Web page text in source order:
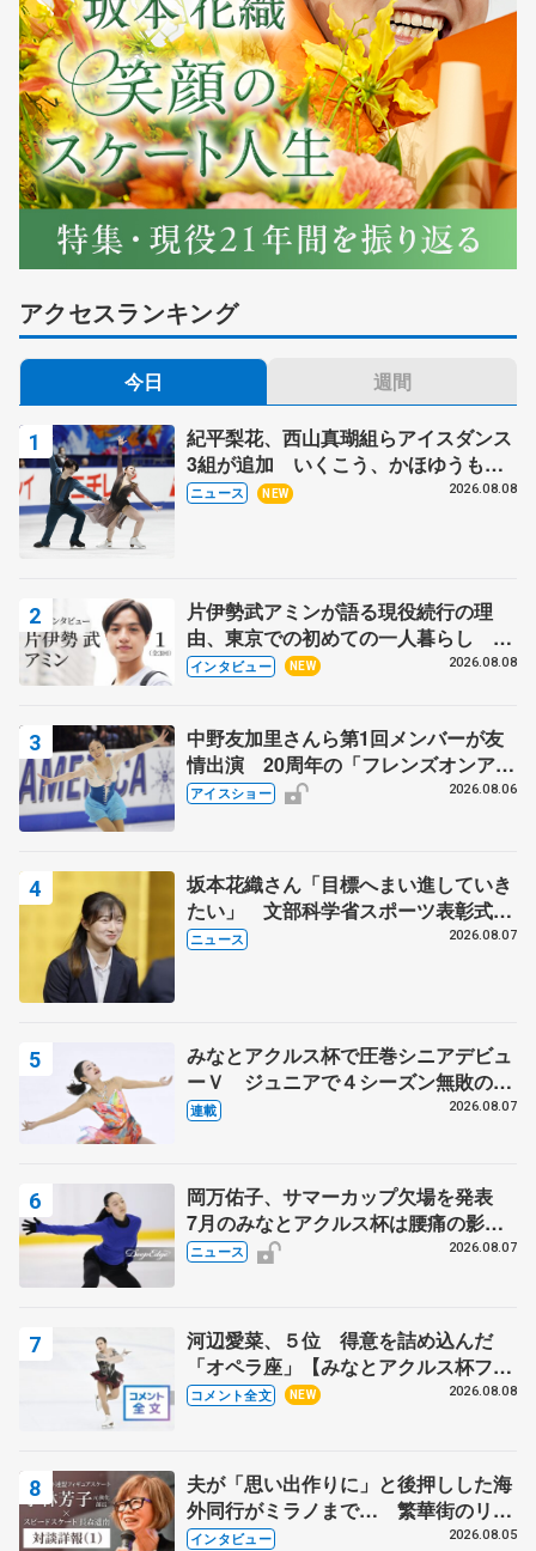
アクセスランキング
今日 週間
紀平梨花、西山真瑚組らアイスダンス
3組が追加 いくこう、かほゆうも、
木下グループ杯
ニュース NEW 2026.08.08
片伊勢武アミンが語る現役続行の理
由、東京での初めての一人暮らし 注
目スケーターの「今」に迫る
インタビュー NEW 2026.08.08
中野友加里さんら第1回メンバーが友
情出演 20周年の「フレンズオンアイ
ス」 宮本賢二さん、有川梨絵さん、
アイスショー 2026.08.06
坂本花織さん「目標へまい進していき
たい」 文部科学省スポーツ表彰式で
代表謝辞
ニュース 2026.08.07
みなとアクルス杯で圧巻シニアデビュ
ーＶ ジュニアで４シーズン無敗の島
田麻央
連載 2026.08.07
岡万佑子、サマーカップ欠場を発表
7月のみなとアクルス杯は腰痛の影響
で
ニュース 2026.08.07
河辺愛菜、５位 得意を詰め込んだ
「オペラ座」【みなとアクルス杯フリ
ー】
コメント全文 NEW 2026.08.08
夫が「思い出作りに」と後押しした海
外同行がミラノまで… 繁華街のリン
クでは不良のお兄さんも味方に 小林
インタビュー 2026.08.05